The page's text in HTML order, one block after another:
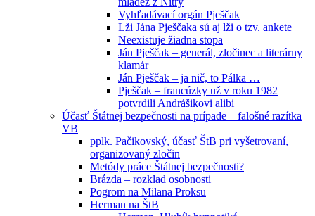
Vyhľadávací orgán Pješčak
Lži Jána Pješčaka sú aj lži o tzv. ankete
Neexistuje žiadna stopa
Ján Pješčak – generál, zločinec a literárny
klamár
Ján Pješčak – ja nič, to Pálka …
Pješčak – francúzky už v roku 1982
potvrdili Andrášikovi alibi
Účasť Štátnej bezpečnosti na prípade – falošné razítka
VB
pplk. Pačikovský, účasť ŠtB pri vyšetrovaní,
organizovaný zločin
Metódy práce Štátnej bezpečnosti?
Brázda – rozklad osobnosti
Pogrom na Milana Proksu
Herman na ŠtB